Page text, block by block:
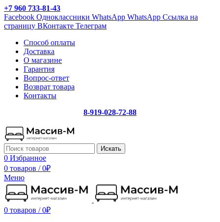
+7 960 733-81-43
Facebook Одноклассники WhatsApp WhatsApp Ссылка на
страницу ВКонтакте Телеграм
Способ оплаты
Доставка
О магазине
Гарантия
Вопрос-ответ
Возврат товара
Контакты
8-919-028-72-88
Искать
0 Избранное
0 товаров / 0₽
Меню
0 товаров / 0₽